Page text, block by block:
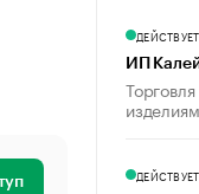
ДЕЙСТВУЕТ
ИП
ДЕЙСТВУЕТ